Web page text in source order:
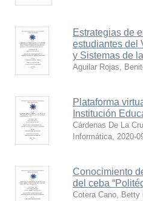
Estrategias de
estudiantes del
y Sistemas de
Aguilar Rojas,
Plataforma
Institución
Cárdenas De La
Informática, 2020-
Conocimiento
del ceba
Cotera Cano, Betty